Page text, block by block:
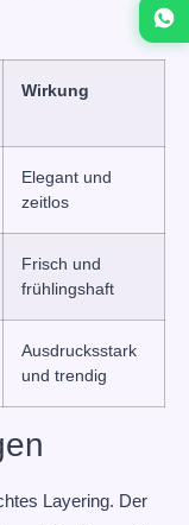
Wirkung
Elegant und
zeitlos
Frisch und
frühlingshaft
Ausdrucksstark
und trendig
Layering. Der